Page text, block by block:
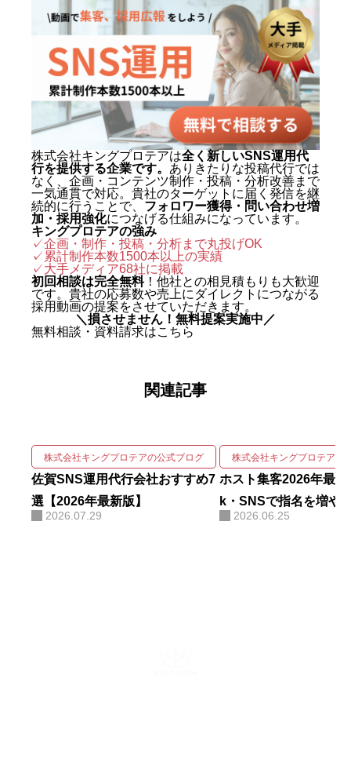
およびショート動画制作では累計
1,500本以上を手がけ、再生され
る動画の型と、フォロワーを「指
名・来店・売上」へ変える設計に
定評がある。 キャリアの原点は、
札幌でも有数のAI先進企業・株式
会社エグゼクティブマーケティン
グジャパン。執行役員を2年間務
め、AIO対策（AI検索最適化）を
はじめとする最先端のAIマーケテ
ィングを実戦の現場で体得した。
2024年に株式会社キングプロテア
を創業。 実績は数字で裏づけられ
ている。SNS運用代行事業では、
自社アカウントを「札幌 SNS運用
gleニュースをはじめ大手メディア
画・撮影・編集・運用をワンスト
ップで回しながら、そこにAIを掛
け合わせて成果を伸ばす実装力に
ある。AIコンサルティング・AI研
株式会社キングプロテアは全く新しいSNS運用代
行を提供する企業です。 ありきたりな投稿代行では
なく、企画・コンテンツ制作・投稿・分析改善まで
一気通貫で対応。貴社のターゲットに届く発信を継
続的に行うことで、 フォロワー獲得・問い合わせ増
加・採用強化につなげる仕組みになっています。
キングプロテアの強み
✓企画・制作・投稿・分析まで丸投げOK
✓累計制作本数1500本以上の実績
✓大手メディア68社に掲載
初回相談は完全無料！他社との相見積もりも大歓迎
です。貴社の応募数や売上にダイレクトにつながる
採用動画の提案をさせていただきます。
＼損させません！無料提案実施中／
無料相談・資料請求はこちら
関連記事
株式会社キングプロテアの公式ブログ
佐賀SNS運用代行会社おすすめ7
選【2026年最新版】
2026.07.29
株式会社キングプロテアの
ホスト集客2026年最
k・SNSで指名を増や
2026.06.25